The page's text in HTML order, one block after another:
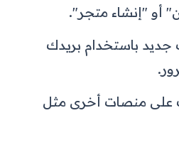
أو "إنشاء متجر".
باستخدام بريدك
على منصات أخرى مثل